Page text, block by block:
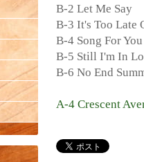
B-2 Let Me Say
B-3 It's Too Late
B-4 Song For You
B-5 Still I'm In
B-6 No End
A-4 Crescent